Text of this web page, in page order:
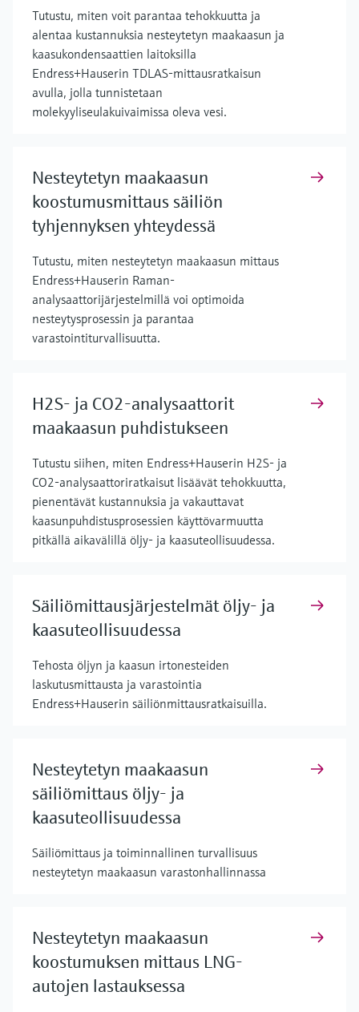
Tutustu, miten voit parantaa tehokkuutta ja
alentaa kustannuksia nesteytetyn maakaasun ja
kaasukondensaattien laitoksilla
Endress+Hauserin TDLAS-mittausratkaisun
avulla, jolla tunnistetaan
molekyyliseulakuivaimissa oleva vesi.
Nesteytetyn maakaasun
koostumusmittaus säiliön
tyhjennyksen yhteydessä
Tutustu, miten nesteytetyn maakaasun mittaus
Endress+Hauserin Raman-
analysaattorijärjestelmillä voi optimoida
nesteytysprosessin ja parantaa
varastointiturvallisuutta.
H2S- ja CO2-analysaattorit
maakaasun puhdistukseen
Tutustu siihen, miten Endress+Hauserin H2S- ja
CO2-analysaattoriratkaisut lisäävät tehokkuutta,
pienentävät kustannuksia ja vakauttavat
kaasunpuhdistusprosessien käyttövarmuutta
pitkällä aikavälillä öljy- ja kaasuteollisuudessa.
Säiliömittausjärjestelmät öljy- ja
kaasuteollisuudessa
Tehosta öljyn ja kaasun irtonesteiden
laskutusmittausta ja varastointia
Endress+Hauserin säiliönmittausratkaisuilla.
Nesteytetyn maakaasun
säiliömittaus öljy- ja
kaasuteollisuudessa
Säiliömittaus ja toiminnallinen turvallisuus
nesteytetyn maakaasun varastonhallinnassa
Nesteytetyn maakaasun
koostumuksen mittaus LNG-
autojen lastauksessa